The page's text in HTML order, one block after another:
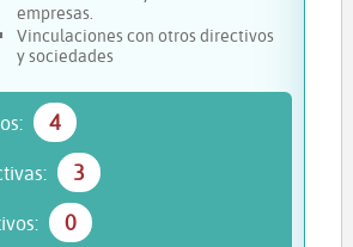
empresas.
Vinculaciones con otros directivos
y sociedades
4
3
0